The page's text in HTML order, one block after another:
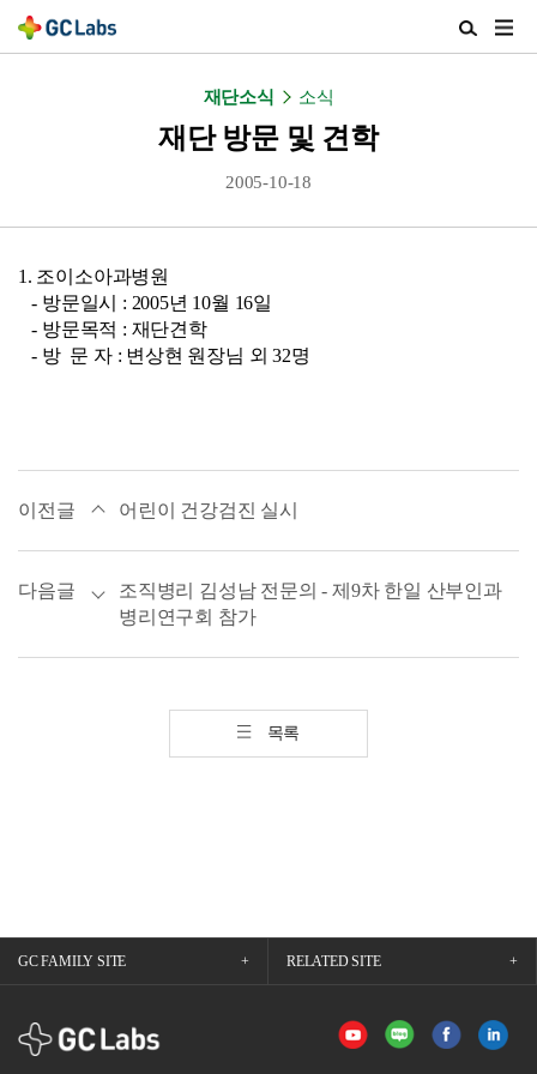
검
색
재단소식 소식
재단 방문 및 견학
2005-10-18
1. 조이소아과병원
- 방문일시 : 2005년 10월 16일
- 방문목적 : 재단견학
- 방 문 자 : 변상현 원장님 외 32명
이전글 어린이 건강검진 실시
다음글
조직병리 김성남 전문의 - 제9차 한일 산부인과
병리연구회 참가
목록
GC FAMILY SITE RELATED SITE
GCLabs